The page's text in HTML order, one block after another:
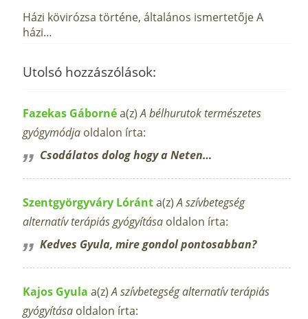
Házi kövirózsa történe, általános ismertetője A
házi…
Utolsó hozzászólások:
Fazekas Gábornéa(z)A bélhurutok természetes
gyógymódja oldalon írta:
Csodálatos dolog hogy a Neten…
Szentgyörgyváry Lóránta(z)A szívbetegség
alternatív terápiás gyógyítása oldalon írta:
Kedves Gyula, mire gondol pontosabban?
Kajos Gyula a(z)A szívbetegség alternatív terápiás
gyógyítása oldalon írta: